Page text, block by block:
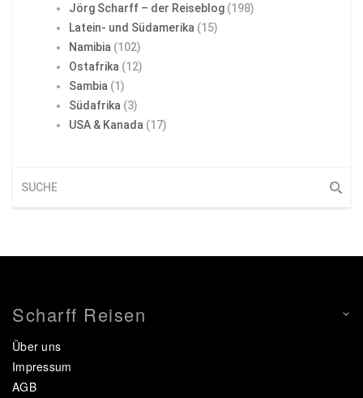
Jörg Scharff – der Reiseblog (198)
Latein- und Südamerika (15)
Namibia (102)
Ostafrika (12)
Sambia (1)
Südafrika (3)
USA & Kanada (17)
Scharff Reisen
Über uns
Impressum
AGB